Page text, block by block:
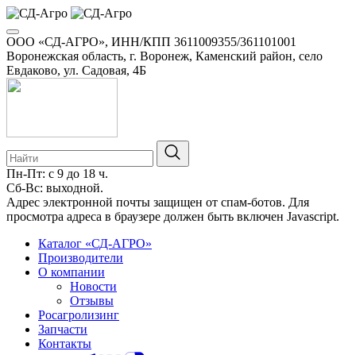
ООО «СД-АГРО», ИНН/КПП 3611009355/361101001
Воронежская область, г. Воронеж, Каменский район, село
Евдаково, ул. Садовая, 4Б
Пн-Пт: с 9 до 18 ч.
Сб-Вс: выходной.
Адрес электронной почты защищен от спам-ботов. Для
просмотра адреса в браузере должен быть включен Javascript.
Каталог «СД-АГРО»
Производители
О компании
Новости
Отзывы
Росагролизинг
Запчасти
Контакты